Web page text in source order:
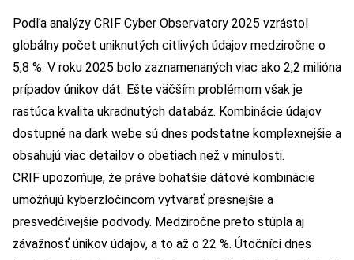
Podľa analýzy CRIF Cyber Observatory 2025 vzrástol
globálny počet uniknutých citlivých údajov medziročne o
5,8 %. V roku 2025 bolo zaznamenaných viac ako 2,2 milióna
prípadov únikov dát. Ešte väčším problémom však je
rastúca kvalita ukradnutých databáz. Kombinácie údajov
dostupné na dark webe sú dnes podstatne komplexnejšie a
obsahujú viac detailov o obetiach než v minulosti.
CRIF upozorňuje, že práve bohatšie dátové kombinácie
umožňujú kyberzločincom vytvárať presnejšie a
presvedčivejšie podvody. Medziročne preto stúpla aj
závažnosť únikov údajov, a to až o 22 %. Útočníci dnes